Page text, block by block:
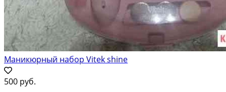
Маникюрный набор Vitek shine
500 руб.